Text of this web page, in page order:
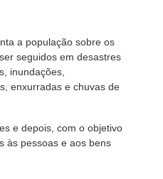
a população sobre os
seguidos em desastres
inundações,
enxurradas e chuvas de
e depois, com o objetivo
às pessoas e aos bens